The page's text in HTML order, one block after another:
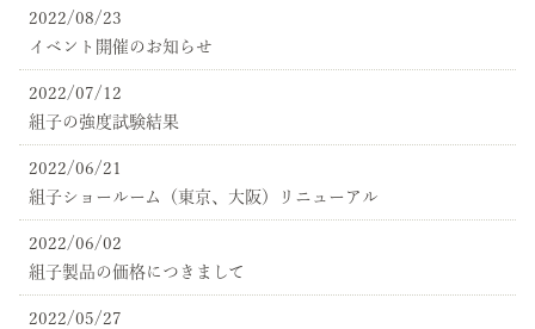
2022/08/23
イベント開催のお知らせ
2022/07/12
組子の強度試験結果
2022/06/21
組子ショールーム（東京、大阪）リニューアル
2022/06/02
組子製品の価格につきまして
2022/05/27